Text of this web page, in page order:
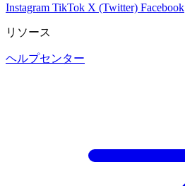
Instagram TikTok X (Twitter) Facebook
リソース
ヘルプセンター